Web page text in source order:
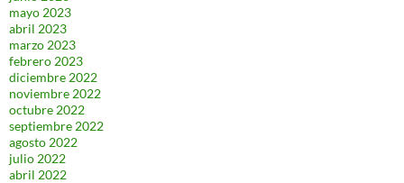
mayo 2023
abril 2023
marzo 2023
febrero 2023
diciembre 2022
noviembre 2022
octubre 2022
septiembre 2022
agosto 2022
julio 2022
abril 2022